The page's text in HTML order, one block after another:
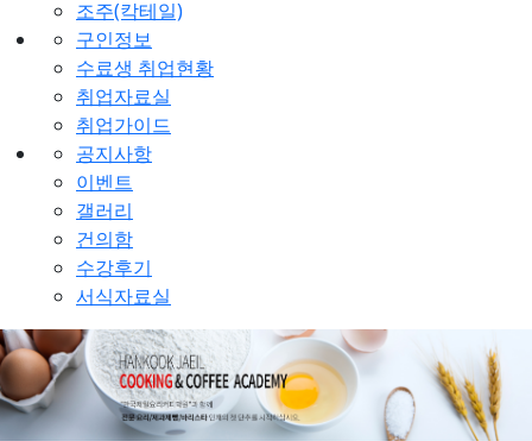
조주(칵테일)
구인정보
수료생 취업현황
취업자료실
취업가이드
공지사항
이벤트
갤러리
건의함
수강후기
서식자료실